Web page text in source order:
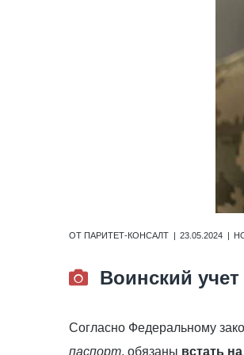
ОТ ПАРИТЕТ-КОНСАЛТ 23.05.2024
Воинский
Согласно Федеральному
паспорт, обязаны встать